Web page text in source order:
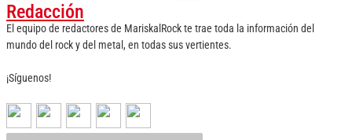
Redacción
El equipo de redactores de MariskalRock te trae toda la información del
mundo del rock y del metal, en todas sus vertientes.
¡Síguenos!